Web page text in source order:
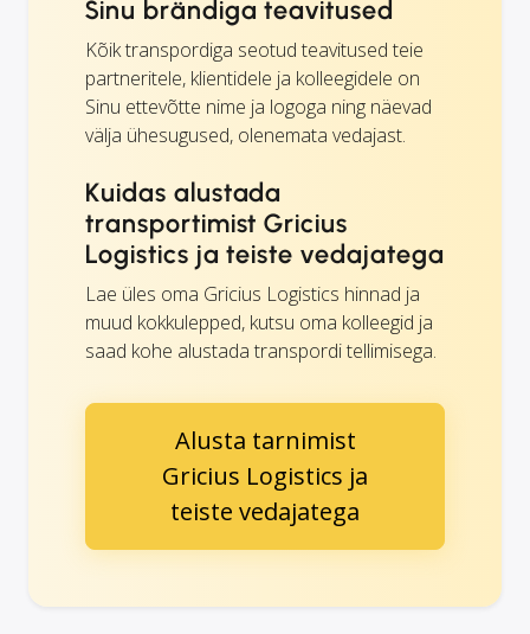
Sinu brändiga teavitused
Kõik transpordiga seotud teavitused teie
partneritele, klientidele ja kolleegidele on
Sinu ettevõtte nime ja logoga ning näevad
välja ühesugused, olenemata vedajast.
Kuidas alustada
transportimist Gricius
Logistics ja teiste vedajatega
Lae üles oma Gricius Logistics hinnad ja
muud kokkulepped, kutsu oma kolleegid ja
saad kohe alustada transpordi tellimisega.
Alusta tarnimist
Gricius Logistics ja
teiste vedajatega